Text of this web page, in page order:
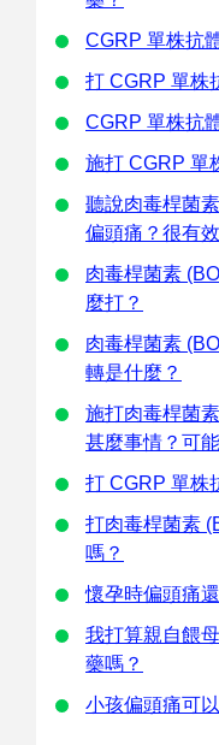
CGRP 單株抗
打 CGRP 單株
CGRP 單株抗
施打 CGRP 單
聽說肉毒桿菌
偏頭痛？很有
肉毒桿菌素
麼打？
肉毒桿菌素
轉是什麼？
施打肉毒桿菌
甚麼事情？可
打 CGRP 單株
打肉毒桿菌素
嗎？
懷孕時偏頭痛
我打算親自餵
藥嗎？
小孩偏頭痛可